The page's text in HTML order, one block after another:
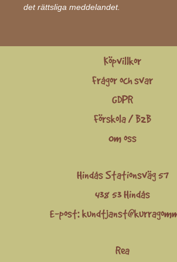
det rättsliga meddelandet.
Köpvillkor
Frågor och svar
GDPR
Förskola / B2B
Om oss
Hindås Stationsväg 57
438 53 Hindås
E-post:
Rea